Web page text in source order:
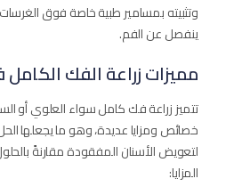
وتثبيته بمسامير طبية خاصة فوق الغرسات،
ينفصل عن الفم.
مميزات زراعة الفك
تتميز زراعة فك كامل سواء العلوي أو
خصائص ومزايا عديدة، وهو ما يجعلها
لتعويض الأسنان المفقودة مقارنةً
المزايا: